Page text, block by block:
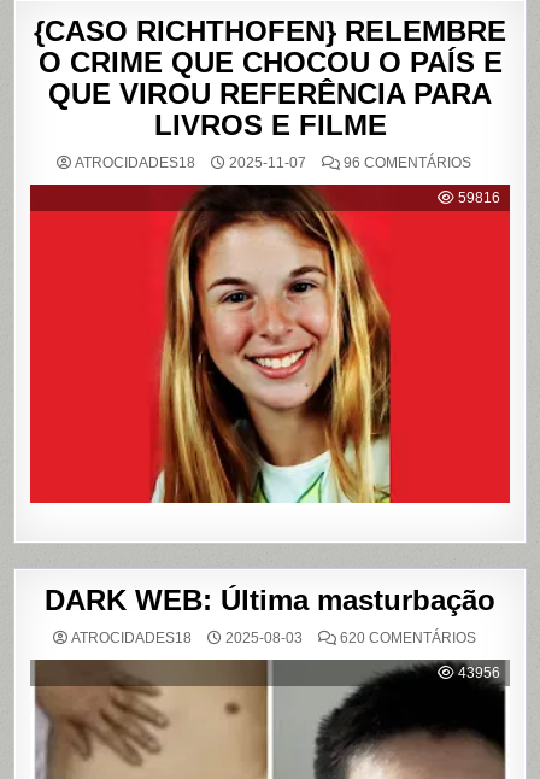
{CASO RICHTHOFEN} RELEMBRE
O CRIME QUE CHOCOU O PAÍS E
QUE VIROU REFERÊNCIA PARA
LIVROS E FILME
ATROCIDADES18 2025-11-07 96 COMENTÁRIOSEM
59816
DARK WEB: Última masturbação
ATROCIDADES18 2025-08-03 620 COMENTÁRIOSEM
WEB:
ÚLTIMA
43956